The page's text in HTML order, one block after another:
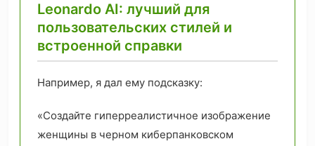
Leonardo AI: лучший для
пользовательских стилей и
встроенной справки
Например, я дал ему подсказку:
«Создайте гиперреалистичное изображение
женщины в черном киберпанковском